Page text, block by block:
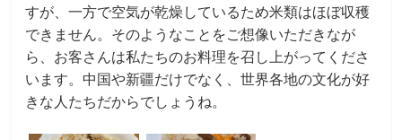
すが、一方で空気が乾燥しているため米類はほぼ収穫
できません。そのようなことをご想像いただきなが
ら、お客さんは私たちのお料理を召し上がってくださ
います。中国や新疆だけでなく、世界各地の文化が好
きな人たちだからでしょうね。